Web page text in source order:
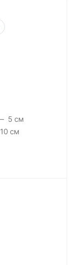
5 см
10 см